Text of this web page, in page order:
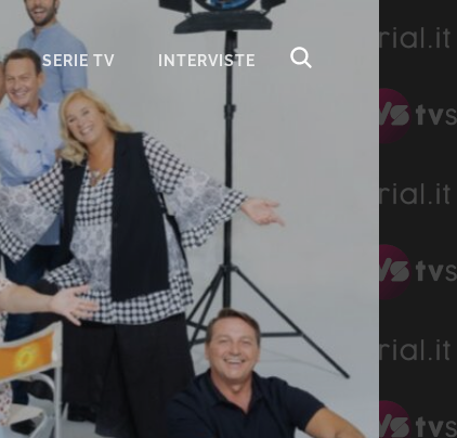
SERIE TV INTERVISTE